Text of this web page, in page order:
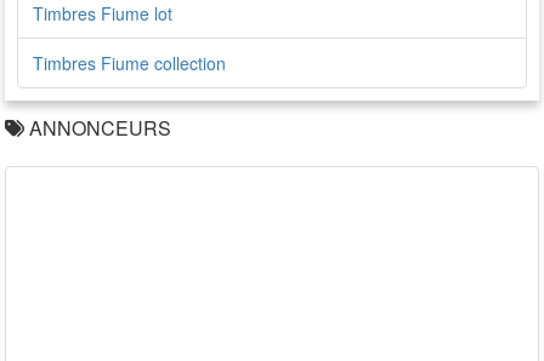
Timbres Fiume lot
Timbres Fiume collection
ANNONCEURS